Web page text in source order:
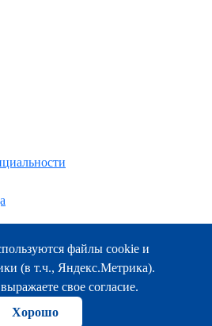
т Троицкий, 51
Минздрава России
файлы cookie и
(в т.ч., Яндекс.Метрика).
свое согласие.
Хорошо